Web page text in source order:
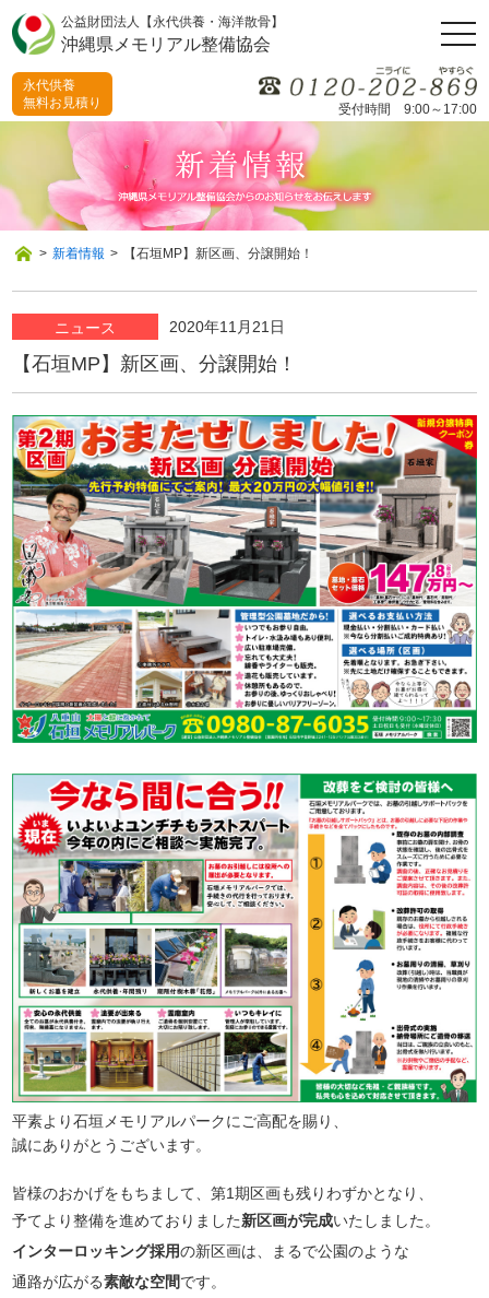
公益財団法人【永代供養・海洋散骨】
沖縄県メモリアル整備協会
受付時間 9:00～17:00
永代供養
無料お見積り
> 新着情報 > 【石垣MP】新区画、分譲開始！
ニュース 2020年11月21日
【石垣MP】新区画、分譲開始！
平素より石垣メモリアルパークにご高配を賜り、
誠にありがとうございます。
皆様のおかげをもちまして、第1期区画も残りわずかとなり、
予てより整備を進めておりました新区画が完成いたしました。
インターロッキング採用の新区画は、まるで公園のような
通路が広がる素敵な空間です。